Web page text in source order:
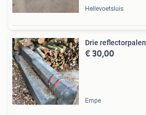
Hellevoetsluis
Drie reflectorpalen
€ 30,00
Empe